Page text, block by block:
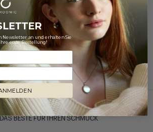
BESTE FÜR IHREN SCHMUCK
Newsletter an und erhalten Sie
erste Bestellung!